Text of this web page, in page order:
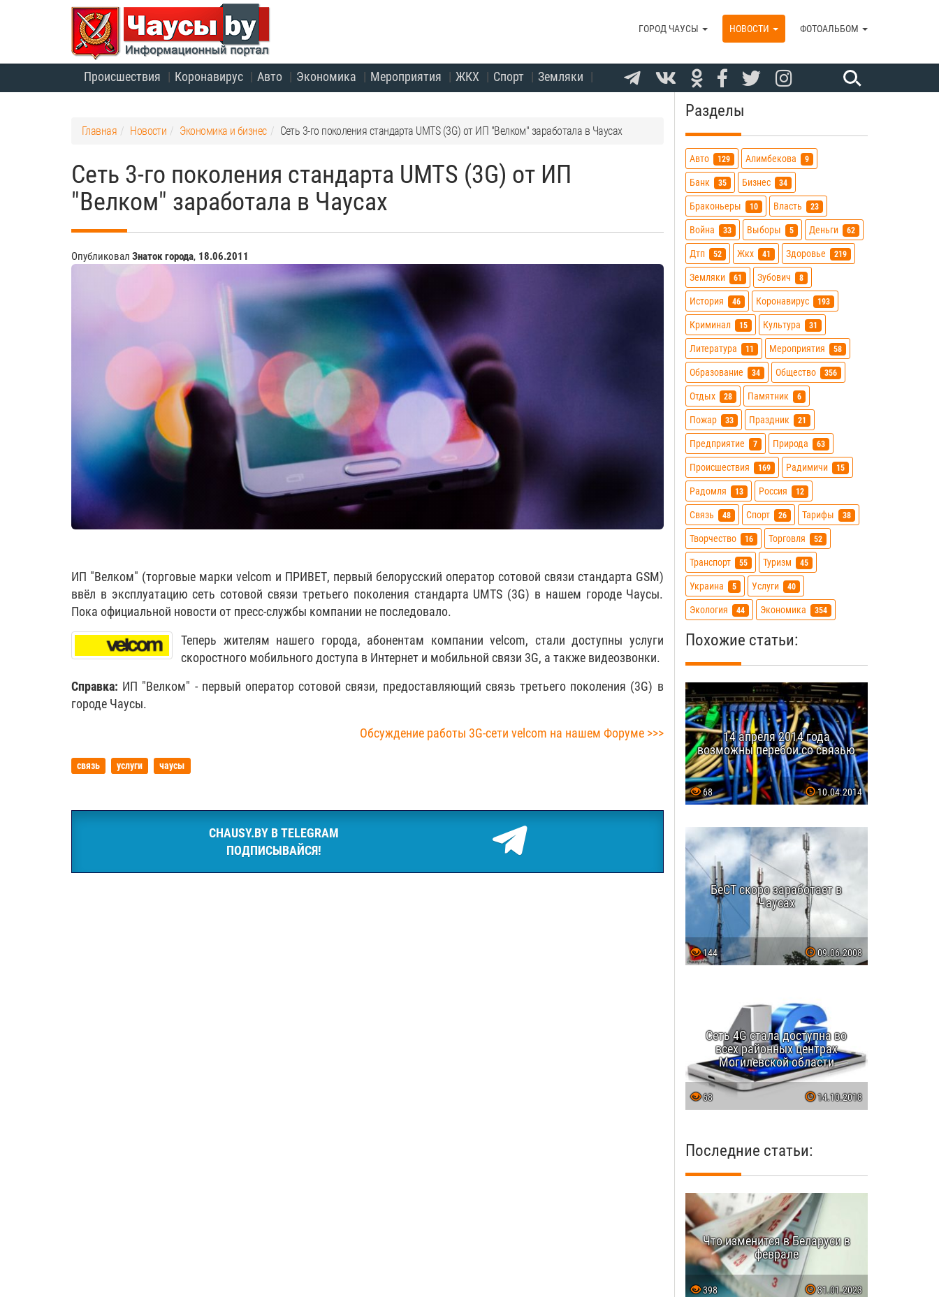
Происшествия Коронавирус Авто Экономика Мероприятия ЖКХ Спорт Земляки
ГОРОД ЧАУСЫ НОВОСТИ ФОТОАЛЬБОМ
Главная Новости Экономика и бизнес Сеть 3-го поколения стандарта UMTS (3G) от ИП "Велком" заработала в Чаусах
Сеть 3-го поколения стандарта UMTS (3G) от ИП
"Велком" заработала в Чаусах
Опубликовал Знаток города, 18.06.2011
ИП "Велком" (торговые марки velcom и ПРИВЕТ, первый белорусский оператор сотовой связи стандарта GSM)
ввёл в эксплуатацию сеть сотовой связи третьего поколения стандарта UMTS (3G) в нашем городе Чаусы.
Пока официальной новости от пресс-службы компании не последовало.
Теперь жителям нашего города, абонентам компании velcom, стали доступны услуги
скоростного мобильного доступа в Интернет и мобильной связи 3G, а также видеозвонки.
Справка: ИП "Велком" - первый оператор сотовой связи, предоставляющий связь третьего поколения (3G) в
городе Чаусы.
Обсуждение работы 3G-сети velcom на нашем Форуме >>>
связь услуги чаусы
CHAUSY.BY В TELEGRAM
ПОДПИСЫВАЙСЯ!
Разделы
Авто 129 Алимбекова 9
Банк 35 Бизнес 34
Браконьеры 10 Власть 23
Война 33 Выборы 5 Деньги 62
Дтп 52 Жкх 41 Здоровье 219
Земляки 61 Зубович 8
История 46 Коронавирус 193
Криминал 15 Культура 31
Литература 11 Мероприятия 58
Образование 34 Общество 356
Отдых 28 Памятник 6
Пожар 33 Праздник 21
Предприятие 7 Природа 63
Происшествия 169 Радимичи 15
Радомля 13 Россия 12
Связь 48 Спорт 26 Тарифы 38
Творчество 16 Торговля 52
Транспорт 55 Туризм 45
Украина 5 Услуги 40
Экология 44 Экономика 354
Похожие статьи:
14 апреля 2014 года
возможны перебои со связью
68 10.04.2014
БеСТ скоро заработает в
Чаусах
144 09.06.2008
Сеть 4G стала доступна во
всех районных центрах
Могилевской области
68 14.10.2018
Последние статьи:
Что изменится в Беларуси в
феврале
398 31.01.2023